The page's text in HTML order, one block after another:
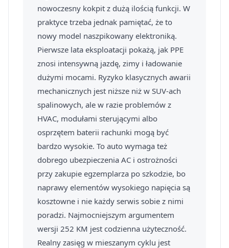
nowoczesny kokpit z dużą ilością funkcji. W
praktyce trzeba jednak pamiętać, że to
nowy model naszpikowany elektroniką.
Pierwsze lata eksploatacji pokażą, jak PPE
znosi intensywną jazdę, zimy i ładowanie
dużymi mocami. Ryzyko klasycznych awarii
mechanicznych jest niższe niż w SUV-ach
spalinowych, ale w razie problemów z
HVAC, modułami sterującymi albo
osprzętem baterii rachunki mogą być
bardzo wysokie. To auto wymaga też
dobrego ubezpieczenia AC i ostrożności
przy zakupie egzemplarza po szkodzie, bo
naprawy elementów wysokiego napięcia są
kosztowne i nie każdy serwis sobie z nimi
poradzi. Najmocniejszym argumentem
wersji 252 KM jest codzienna użyteczność.
Realny zasięg w mieszanym cyklu jest